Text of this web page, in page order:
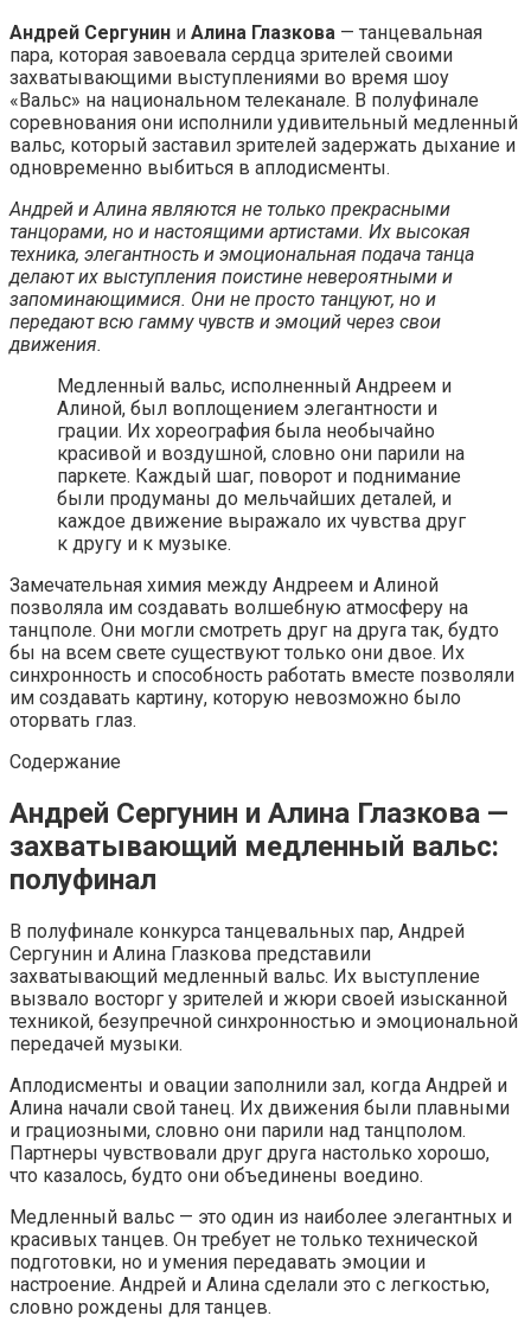
Андрей Сергунин и Алина Глазкова — танцевальная
пара, которая завоевала сердца зрителей своими
захватывающими выступлениями во время шоу
«Вальс» на национальном телеканале. В полуфинале
соревнования они исполнили удивительный медленный
вальс, который заставил зрителей задержать дыхание и
одновременно выбиться в аплодисменты.
Андрей и Алина являются не только прекрасными
танцорами, но и настоящими артистами. Их высокая
техника, элегантность и эмоциональная подача танца
делают их выступления поистине невероятными и
запоминающимися. Они не просто танцуют, но и
передают всю гамму чувств и эмоций через свои
движения.
Медленный вальс, исполненный Андреем и
Алиной, был воплощением элегантности и
грации. Их хореография была необычайно
красивой и воздушной, словно они парили на
паркете. Каждый шаг, поворот и поднимание
были продуманы до мельчайших деталей, и
каждое движение выражало их чувства друг
к другу и к музыке.
Замечательная химия между Андреем и Алиной
позволяла им создавать волшебную атмосферу на
танцполе. Они могли смотреть друг на друга так, будто
бы на всем свете существуют только они двое. Их
синхронность и способность работать вместе позволяли
им создавать картину, которую невозможно было
оторвать глаз.
Содержание
Андрей Сергунин и Алина Глазкова —
захватывающий медленный вальс:
полуфинал
В полуфинале конкурса танцевальных пар, Андрей
Сергунин и Алина Глазкова представили
захватывающий медленный вальс. Их выступление
вызвало восторг у зрителей и жюри своей изысканной
техникой, безупречной синхронностью и эмоциональной
передачей музыки.
Аплодисменты и овации заполнили зал, когда Андрей и
Алина начали свой танец. Их движения были плавными
и грациозными, словно они парили над танцполом.
Партнеры чувствовали друг друга настолько хорошо,
что казалось, будто они объединены воедино.
Медленный вальс — это один из наиболее элегантных и
красивых танцев. Он требует не только технической
подготовки, но и умения передавать эмоции и
настроение. Андрей и Алина сделали это с легкостью,
словно рождены для танцев.